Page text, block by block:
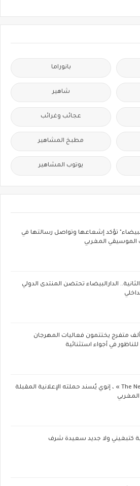
بانوراما
شاهير
عجائب وغرائب
مطبخ المشاهير
يوتوب المشاهير
تؤكد إشعاعها وتواصل رسالتها في
الموسيقي المغربي
الدارالبيضاء تحتضن المنتدى الدولي
أكثر من 45 ألف متفرج يختتمون فعاليات المهرجان
في أجواء استثنائية
مع « The Next Ad » ، إنوي يُسند حملته الإعلانية المقبلة
كتبغيني ولا جديد سعيدة شرف